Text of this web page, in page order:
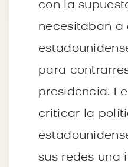
con la
necesitaban a
para
presidencia.
criticar la
sus redes una